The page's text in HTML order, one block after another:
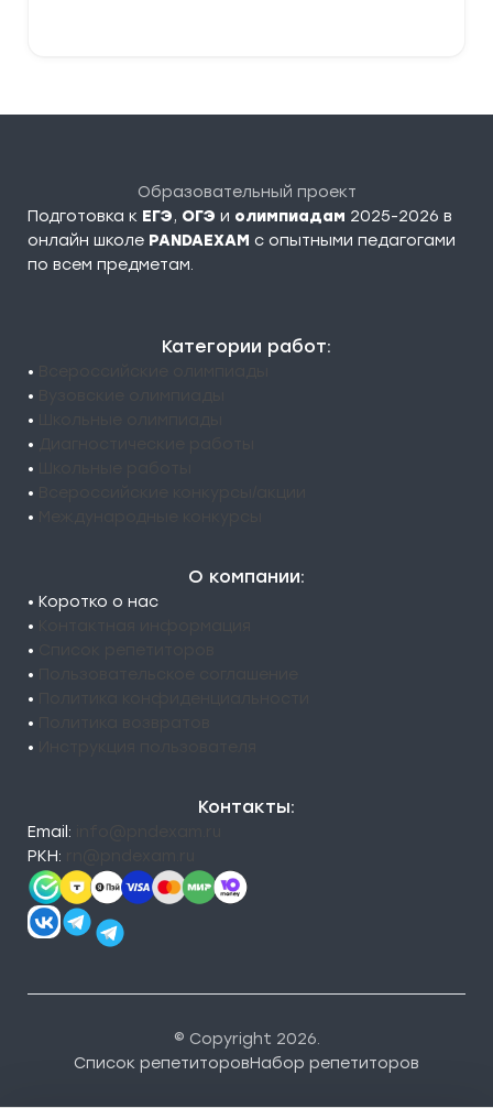
Образовательный проект
Подготовка к ЕГЭ, ОГЭ и олимпиадам 2025-2026 в
онлайн школе PANDAEXAM c опытными педагогами
по всем предметам.
Категории работ:
•
•
•
•
•
•
•
О компании:
• Коротко о нас
•
•
•
•
•
•
Контакты:
Email:
РКН:
© Copyright 2026.
Список репетиторовНабор репетиторов